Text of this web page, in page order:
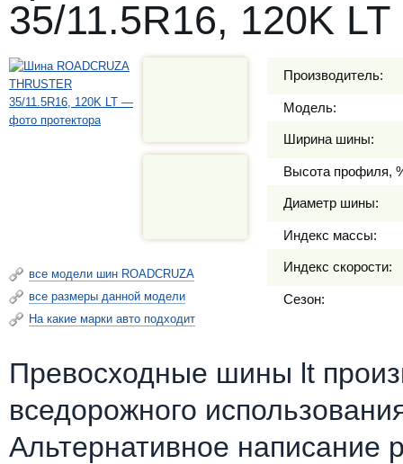
35/11.5R16, 120K LT
все модели шин ROADCRUZA
все размеры данной модели
На какие марки авто подходит
Производитель:
Модель:
Ширина шины:
Высота профиля,
Диаметр шины:
Индекс массы:
Индекс скорости:
Сезон:
Превосходные шины lt
вседорожного
Альтернативное написание